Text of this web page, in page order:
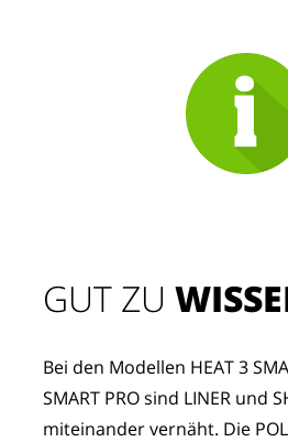
GUT ZU
Bei den Modellen HEAT 3
SMART PRO sind LINER und
miteinander vernäht. Die